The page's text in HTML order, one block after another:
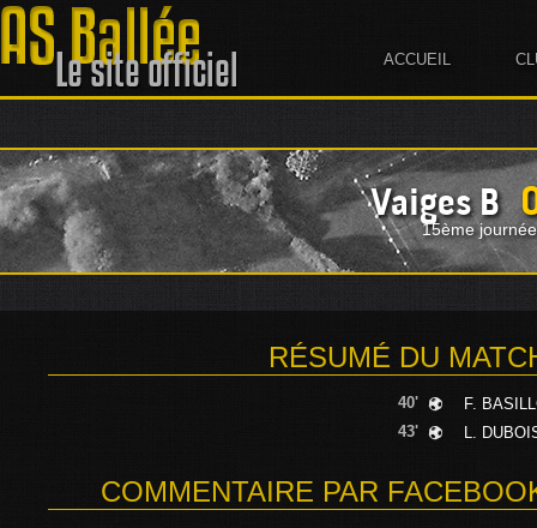
ACCUEIL
Vaiges B
15ème
RÉSUMÉ DU
40'
F.
43'
L.
COMMENTAIRE PAR